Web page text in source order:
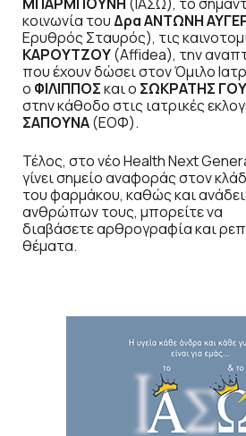
κοινωνία τουΔρα ΑΝΤΩΝΗ
Ερυθρός Σταυρός), τις
ΚΑΡΟΥΤΖΟΥ(Affidea), την
που έχουν δώσει στον Όμιλο
ο ΦΙΛΙΠΠΟΣκαι ο ΣΩΚΡΑΤΗΣ
στην κάθοδο στις ιατρικές
ΣΑΠΟΥΝΑ(ΕΟΦ).
Τέλος, στο νέο Health Next
γίνει σημείο αναφοράς στον
του φαρμάκου, καθώς και
ανθρώπων τους, μπορείτε να
διαβάσετε αρθρογραφία και
θέματα.